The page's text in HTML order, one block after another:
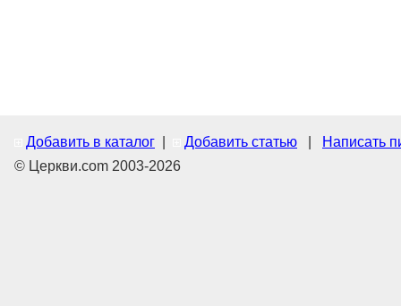
Добавить в каталог Добавить статью
Написать
© Церкви.com 2003-2026